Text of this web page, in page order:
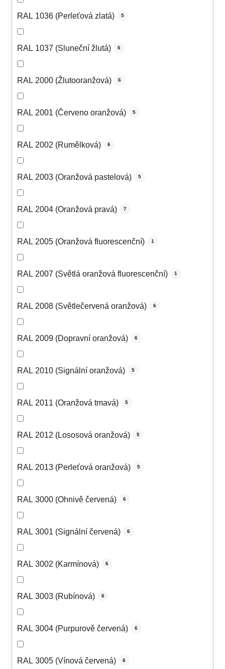
RAL 1036 (Perleťová zlatá) 5
RAL 1037 (Sluneční žlutá) 6
RAL 2000 (Žlutooranžová) 6
RAL 2001 (Červeno oranžová) 5
RAL 2002 (Rumělková) 6
RAL 2003 (Oranžová pastelová) 5
RAL 2004 (Oranžová pravá) 7
RAL 2005 (Oranžová fluorescenční) 1
RAL 2007 (Světlá oranžová fluorescenční) 1
RAL 2008 (Světlečervená oranžová) 6
RAL 2009 (Dopravní oranžová) 6
RAL 2010 (Signální oranžová) 5
RAL 2011 (Oranžová tmavá) 5
RAL 2012 (Lososová oranžová) 5
RAL 2013 (Perleťová oranžová) 5
RAL 3000 (Ohnivě červená) 6
RAL 3001 (Signální červená) 6
RAL 3002 (Karmínová) 6
RAL 3003 (Rubínová) 6
RAL 3004 (Purpurově červená) 6
RAL 3005 (Vínová červená) 6